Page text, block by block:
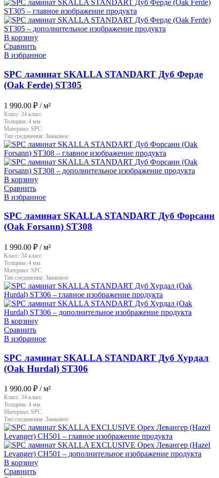
В корзину
Сравнить
В избранное
SPC ламинат SKALLA STANDART Дуб Ферде
(Oak Ferde) ST305
1 990.00 ₽ / м²
Класс: 34 класс
Толщина: 4 мм
Материал: SPC
Тип соединения: Замковое
В корзину
Сравнить
В избранное
SPC ламинат SKALLA STANDART Дуб Форсанн
(Oak Forsann) ST308
1 990.00 ₽ / м²
Класс: 34 класс
Толщина: 4 мм
Материал: SPC
Тип соединения: Замковое
В корзину
Сравнить
В избранное
SPC ламинат SKALLA STANDART Дуб Хурдал
(Oak Hurdal) ST306
1 990.00 ₽ / м²
Класс: 34 класс
Толщина: 4 мм
Материал: SPC
Тип соединения: Замковое
В корзину
Сравнить